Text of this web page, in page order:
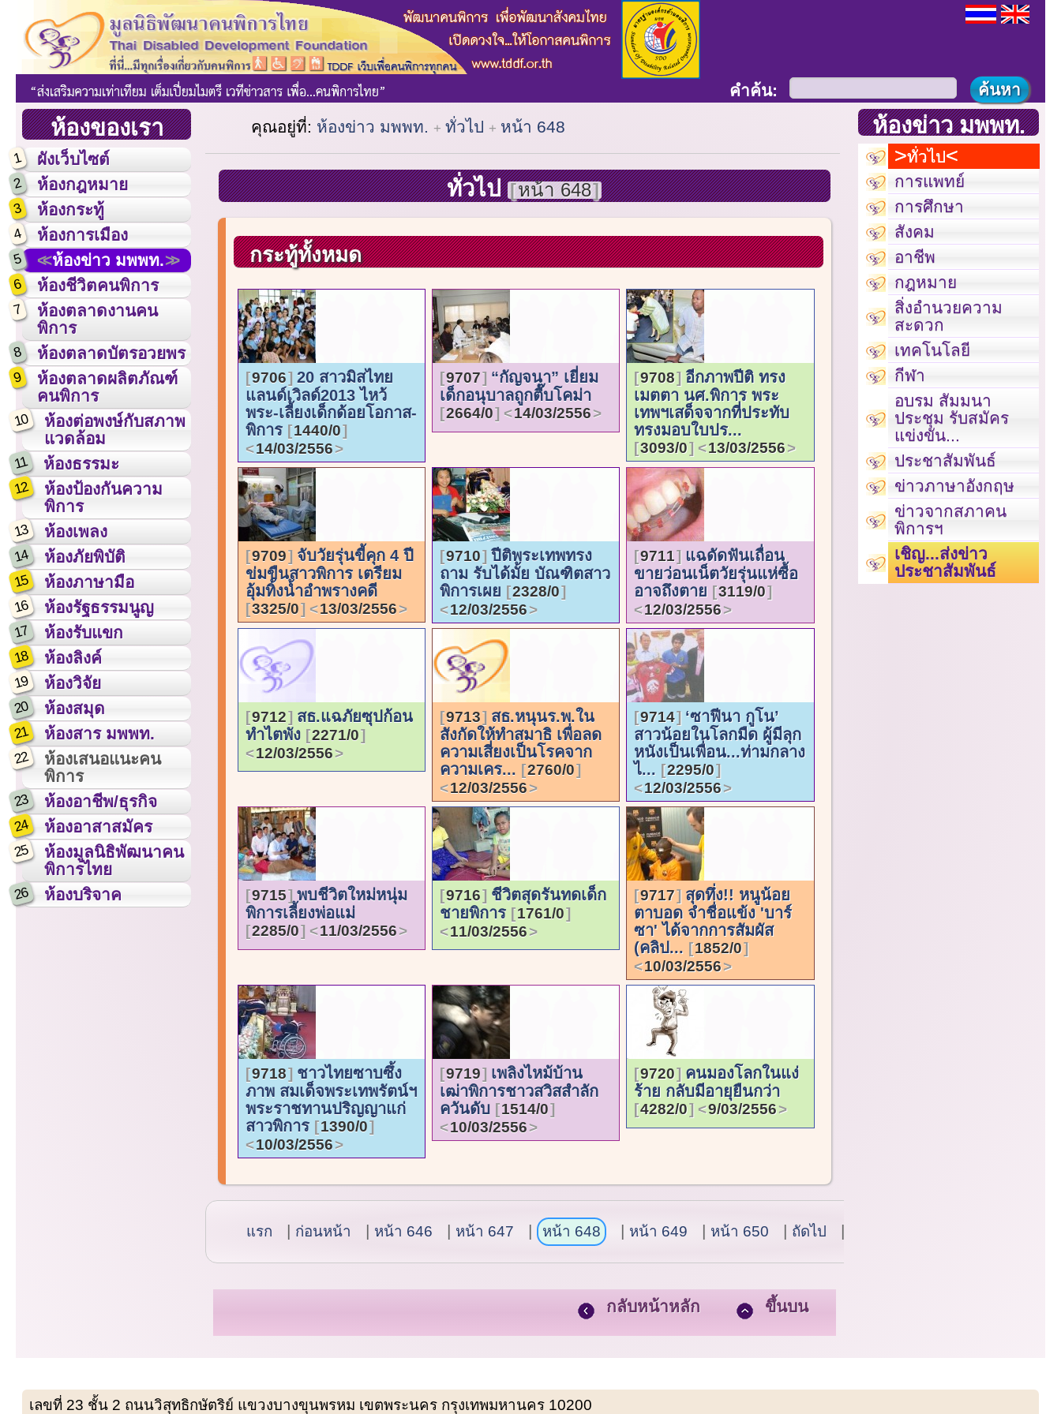
ห้องของเรา
1 ผังเว็บไซต์
2 ห้องกฎหมาย
3 ห้องกระทู้
4 ห้องการเมือง
5 ห้องข่าว มพพท.
6 ห้องชีวิตคนพิการ
7
ห้องตลาดงานคน
พิการ
8 ห้องตลาดบัตรอวยพร
9
ห้องตลาดผลิตภัณฑ์
คนพิการ
10
ห้องต่อพงษ์กับสภาพ
แวดล้อม
11 ห้องธรรมะ
12
ห้องป้องกันความ
พิการ
13 ห้องเพลง
14 ห้องภัยพิบัติ
15 ห้องภาษามือ
16 ห้องรัฐธรรมนูญ
17 ห้องรับแขก
18 ห้องลิงค์
19 ห้องวิจัย
20 ห้องสมุด
21 ห้องสาร มพพท.
22
ห้องเสนอแนะคน
พิการ
23 ห้องอาชีพ/ธุรกิจ
24 ห้องอาสาสมัคร
25
ห้องมูลนิธิพัฒนาคน
พิการไทย
26 ห้องบริจาค
คำค้น:
คุณอยู่ที่: ห้องข่าว มพพท. ทั่วไป หน้า 648
ทั่วไป หน้า 648
กระทู้ทั้งหมด
9706
20 สาวมิสไทย
แลนด์เวิลด์2013 ไหว้
พระ-เลี้ยงเด็กด้อยโอกาส-
พิการ
1440/0
14/03/2556
9707
“กัญจนา” เยี่ยม
เด็กอนุบาลถูกตื๊บโคม่า
2664/0 14/03/2556
9708
อีกภาพปีติ ทรง
เมตตา นศ.พิการ พระ
เทพฯเสด็จจากที่ประทับ
ทรงมอบใบปร...
3093/0 13/03/2556
9709
จับวัยรุ่นขี้คุก 4 ปี
ข่มขืนสาวพิการ เตรียม
อุ้มทิ้งน้ำอำพรางคดี
3325/0 13/03/2556
9710
ปีติพระเทพทรง
ถาม รับได้มั้ย บัณฑิตสาว
พิการเผย
2328/0
12/03/2556
9711
แฉดัดฟันเถื่อน
ขายว่อนเน็ตวัยรุ่นแห่ซื้อ
อาจถึงตาย
3119/0
12/03/2556
9712
สธ.แฉภัยซุปก้อน
ทำไตพัง
2271/0
12/03/2556
9713
สธ.หนุนร.พ.ใน
สังกัดให้ทำสมาธิ เพื่อลด
ความเสี่ยงเป็นโรคจาก
ความเคร...
2760/0
12/03/2556
9714
‘ซาฟีนา กูโน’
สาวน้อยในโลกมืด ผู้มีลุก
หนังเป็นเพื่อน...ท่ามกลาง
ไ...
2295/0
12/03/2556
9715
พบชีวิตใหม่หนุ่ม
พิการเลี้ยงพ่อแม่
2285/0 11/03/2556
9716
ชีวิตสุดรันทดเด็ก
ชายพิการ
1761/0
11/03/2556
9717
สุดทึ่ง!! หนูน้อย
ตาบอด จำชื่อแข้ง 'บาร์
ซา' ได้จากการสัมผัส
(คลิป...
1852/0
10/03/2556
9718
ชาวไทยซาบซึ้ง
ภาพ สมเด็จพระเทพรัตน์ฯ
พระราชทานปริญญาแก่
สาวพิการ
1390/0
10/03/2556
9719
เพลิงไหม้บ้าน
เฒ่าพิการชาวสวิสสำลัก
ควันดับ
1514/0
10/03/2556
9720
คนมองโลกในแง่
ร้าย กลับมีอายุยืนกว่า
4282/0 9/03/2556
แรก ก่อนหน้า หน้า 646 หน้า 647 หน้า 648 หน้า 649 หน้า 650 ถัดไป
กลับหน้าหลัก ขึ้นบน
ห้องข่าว มพพท.
ทั่วไป
การแพทย์
การศึกษา
สังคม
อาชีพ
กฎหมาย
สิ่งอำนวยความ
สะดวก
เทคโนโลยี
กีฬา
อบรม สัมมนา
ประชุม รับสมัคร
แข่งขัน...
ประชาสัมพันธ์
ข่าวภาษาอังกฤษ
ข่าวจากสภาคน
พิการฯ
เชิญ...ส่งข่าว
ประชาสัมพันธ์
เลขที่ 23 ชั้น 2 ถนนวิสุทธิกษัตริย์ แขวงบางขุนพรหม เขตพระนคร กรุงเทพมหานคร 10200